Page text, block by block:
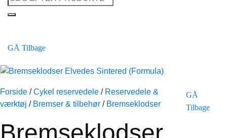
efter:
GÅ Tilbage
Forside / Cykel reservedele / Reservedele &
værktøj / Bremser & tilbehør / Bremseklodser
GÅ
Tilbage